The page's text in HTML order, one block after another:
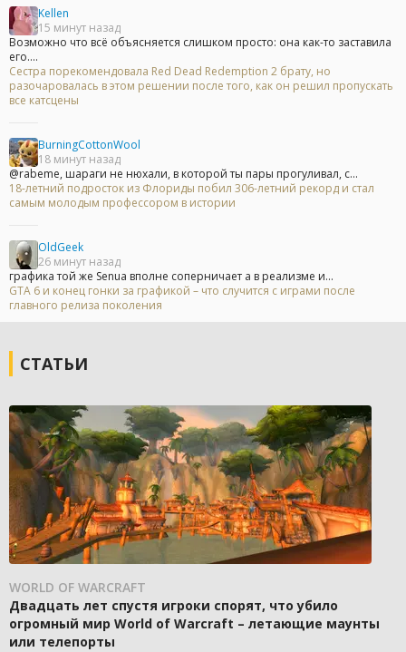
Kellen
15 минут назад
Возможно что всё объясняется слишком просто: она как-то заставила
его....
Сестра порекомендовала Red Dead Redemption 2 брату, но
разочаровалась в этом решении после того, как он решил пропускать
все катсцены
BurningCottonWool
18 минут назад
@rabeme, шараги не нюхали, в которой ты пары прогуливал, с...
18-летний подросток из Флориды побил 306-летний рекорд и стал
самым молодым профессором в истории
OldGeek
26 минут назад
графика той же Senua вполне соперничает а в реализме и...
GTA 6 и конец гонки за графикой – что случится с играми после
главного релиза поколения
СТАТЬИ
WORLD OF WARCRAFT
Двадцать лет спустя игроки спорят, что убило
огромный мир World of Warcraft – летающие маунты
или телепорты